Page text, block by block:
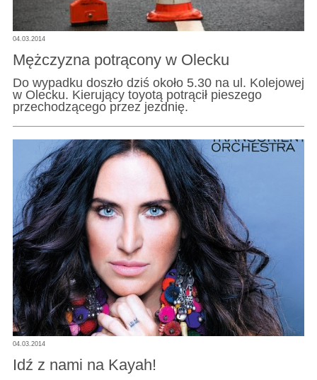
04.03.2014
Mężczyzna potrącony w Olecku
Do wypadku doszło dziś około 5.30 na ul. Kolejowej
w Olecku. Kierujący toyotą potrącił pieszego
przechodzącego przez jezdnię.
04.03.2014
Idź z nami na Kayah!